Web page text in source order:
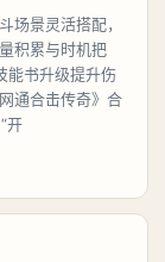
场景灵活搭配，
积累与时机把
能书升级提升伤
通合击传奇》合
开